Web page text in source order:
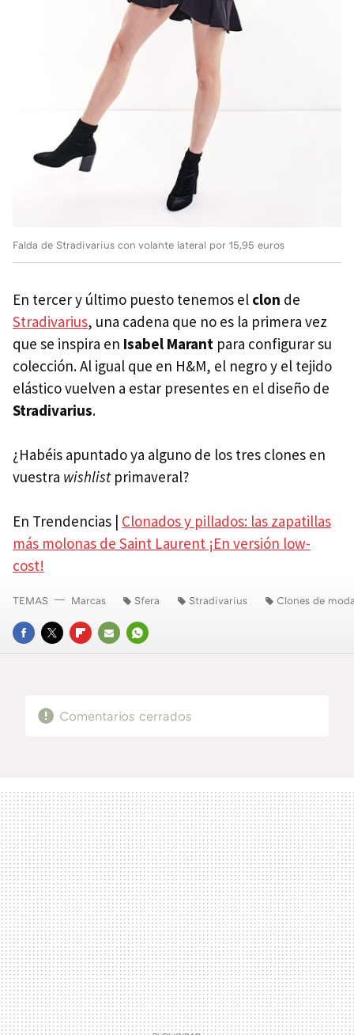
Falda de Stradivarius con volante lateral por 15,95 euros
En tercer y último puesto tenemos el clon de
Stradivarius, una cadena que no es la primera vez
que se inspira en Isabel Marant para configurar su
colección. Al igual que en H&M, el negro y el tejido
elástico vuelven a estar presentes en el diseño de
Stradivarius.
¿Habéis apuntado ya alguno de los tres clones en
vuestra wishlistprimaveral?
En Trendencias | Clonados y pillados: las zapatillas
más molonas de Saint Laurent ¡En versión low-
cost!
FACEBOOK
TWITTERFLIPBOARD
E-
WHATSAPP
TEMAS Marcas Sfera Stradivarius Clones de
Comentarios cerrados